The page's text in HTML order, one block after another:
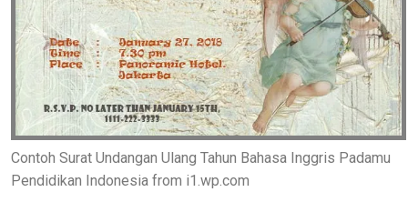
Contoh Surat Undangan Ulang Tahun Bahasa Inggris Padamu
Pendidikan Indonesia from i1.wp.com